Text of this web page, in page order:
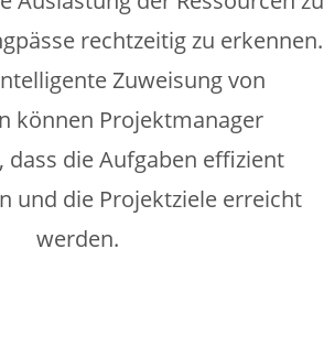
rechtzeitig zu erkennen.
Zuweisung von
können Projektmanager
dass die Aufgaben effizient
und die Projektziele erreicht
werden.